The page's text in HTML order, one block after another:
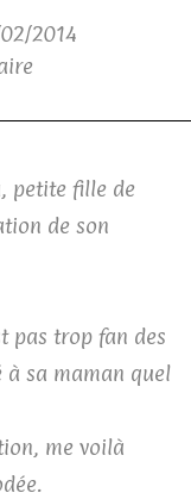
2014
petite fille de
de son
pas trop fan des
à sa maman quel
me voilà